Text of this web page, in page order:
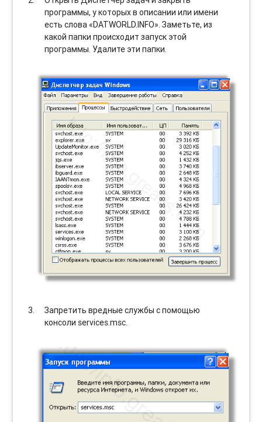
программы, у которых в описании или имени
есть слова «DATWORLD.INFO». Заметьте, из
какой папки происходит запуск этой
программы. Удалите эти папки.
Запретить вредные службы с помощью
консоли services.msc.